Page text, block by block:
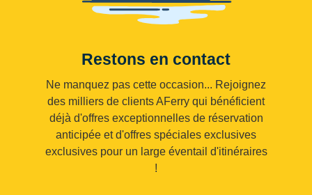
Restons en contact
Ne manquez pas cette occasion... Rejoignez
des milliers de clients AFerry qui bénéficient
déjà d'offres exceptionnelles de réservation
anticipée et d'offres spéciales exclusives
exclusives pour un large éventail d'itinéraires
!